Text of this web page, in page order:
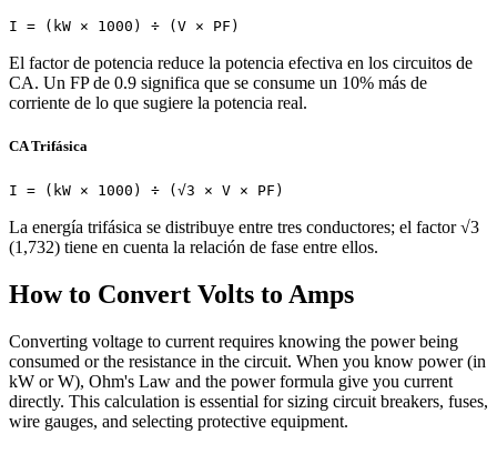
I = (kW × 1000) ÷ (V × PF)
El factor de potencia reduce la potencia efectiva en los circuitos de
CA. Un FP de 0.9 significa que se consume un 10% más de
corriente de lo que sugiere la potencia real.
CA Trifásica
I = (kW × 1000) ÷ (√3 × V × PF)
La energía trifásica se distribuye entre tres conductores; el factor √3
(1,732) tiene en cuenta la relación de fase entre ellos.
How to Convert Volts to Amps
Converting voltage to current requires knowing the power being
consumed or the resistance in the circuit. When you know power (in
kW or W), Ohm's Law and the power formula give you current
directly. This calculation is essential for sizing circuit breakers, fuses,
wire gauges, and selecting protective equipment.